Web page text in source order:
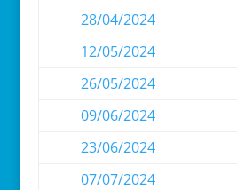
28/04/2024
12/05/2024
26/05/2024
09/06/2024
23/06/2024
07/07/2024